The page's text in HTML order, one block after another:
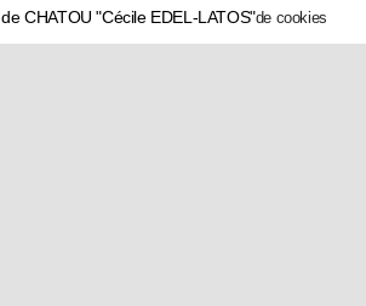
de CHATOU "Cécile EDEL-LATOS"de cookies